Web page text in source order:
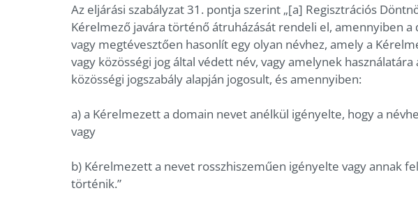
Az eljárási szabályzat 31. pontja szerint „[a] Regisztrációs
Kérelmező javára történő átruházását rendeli el, amennyiben a
vagy megtévesztően hasonlít egy olyan névhez, amely a
vagy közösségi jog által védett név, vagy amelynek
közösségi jogszabály alapján jogosult, és amennyiben:
a) a Kérelmezett a domain nevet anélkül igényelte, hogy a
vagy
b) Kérelmezett a nevet rosszhiszeműen igényelte vagy annak
történik.”